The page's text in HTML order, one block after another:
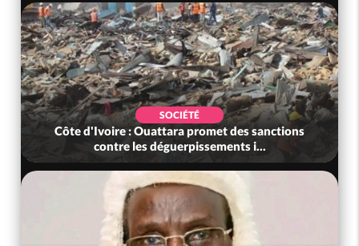
SOCIÉTÉ
Côte d'Ivoire : Ouattara promet des sanctions
contre les déguerpissements i...